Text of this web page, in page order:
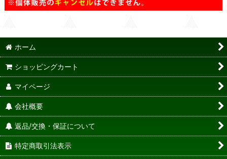
ホーム
ショッピングカート
マイページ
会社概要
返品/交換・保証について
特定商取引法表示